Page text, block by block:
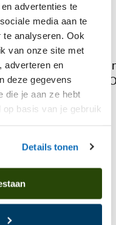
advertenties te
media aan te
te analyseren. Ook
van onze site met
adverteren en
deze gegevens
die je aan ze hebt
basis van je gebruik
Details tonen